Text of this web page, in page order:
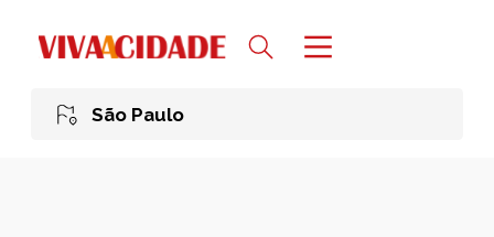
São Paulo